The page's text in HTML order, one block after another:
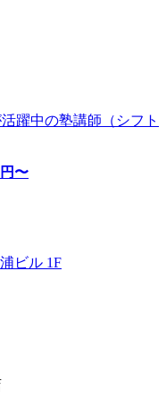
躍中の塾講師（シフト
円〜
ビル 1F